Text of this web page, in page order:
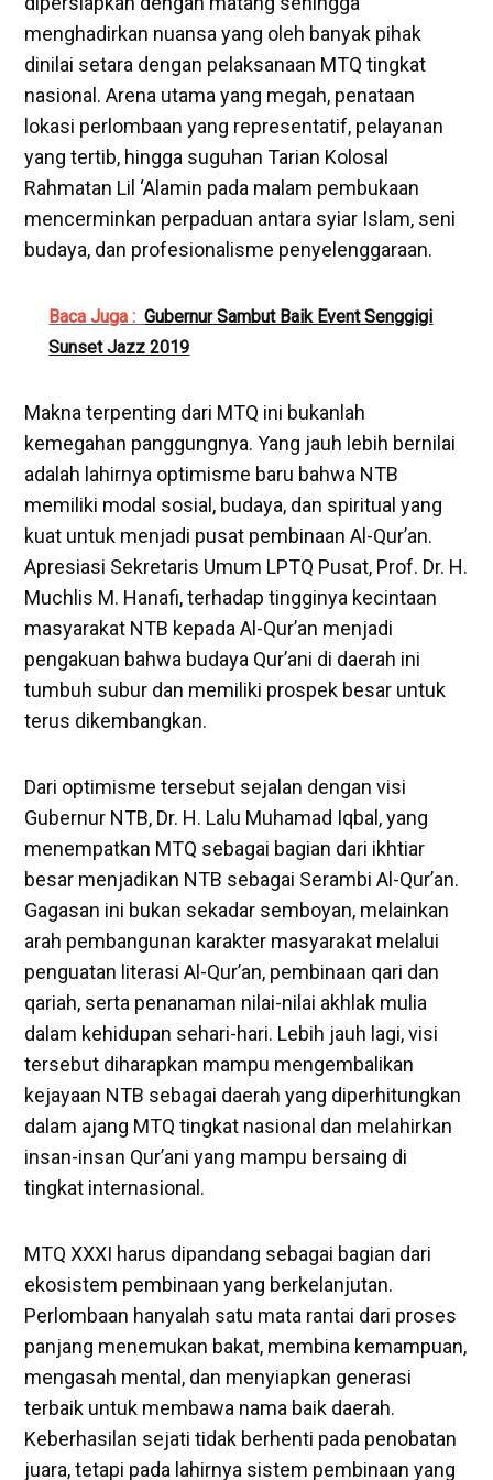
menghadirkan nuansa yang oleh banyak pihak
dinilai setara dengan pelaksanaan MTQ tingkat
nasional. Arena utama yang megah, penataan
lokasi perlombaan yang representatif, pelayanan
yang tertib, hingga suguhan Tarian Kolosal
Rahmatan Lil ‘Alamin pada malam pembukaan
mencerminkan perpaduan antara syiar Islam, seni
budaya, dan profesionalisme penyelenggaraan.
Baca Juga : Gubernur Sambut Baik Event Senggigi
Sunset Jazz 2019
Makna terpenting dari MTQ ini bukanlah
kemegahan panggungnya. Yang jauh lebih bernilai
adalah lahirnya optimisme baru bahwa NTB
memiliki modal sosial, budaya, dan spiritual yang
kuat untuk menjadi pusat pembinaan Al-Qur’an.
Apresiasi Sekretaris Umum LPTQ Pusat, Prof. Dr. H.
Muchlis M. Hanafi, terhadap tingginya kecintaan
masyarakat NTB kepada Al-Qur’an menjadi
pengakuan bahwa budaya Qur’ani di daerah ini
tumbuh subur dan memiliki prospek besar untuk
terus dikembangkan.
Dari optimisme tersebut sejalan dengan visi
Gubernur NTB, Dr. H. Lalu Muhamad Iqbal, yang
menempatkan MTQ sebagai bagian dari ikhtiar
besar menjadikan NTB sebagai Serambi Al-Qur’an.
Gagasan ini bukan sekadar semboyan, melainkan
arah pembangunan karakter masyarakat melalui
penguatan literasi Al-Qur’an, pembinaan qari dan
qariah, serta penanaman nilai-nilai akhlak mulia
dalam kehidupan sehari-hari. Lebih jauh lagi, visi
tersebut diharapkan mampu mengembalikan
kejayaan NTB sebagai daerah yang diperhitungkan
dalam ajang MTQ tingkat nasional dan melahirkan
insan-insan Qur’ani yang mampu bersaing di
tingkat internasional.
MTQ XXXI harus dipandang sebagai bagian dari
ekosistem pembinaan yang berkelanjutan.
Perlombaan hanyalah satu mata rantai dari proses
panjang menemukan bakat, membina kemampuan,
mengasah mental, dan menyiapkan generasi
terbaik untuk membawa nama baik daerah.
Keberhasilan sejati tidak berhenti pada penobatan
juara, tetapi pada lahirnya sistem pembinaan yang